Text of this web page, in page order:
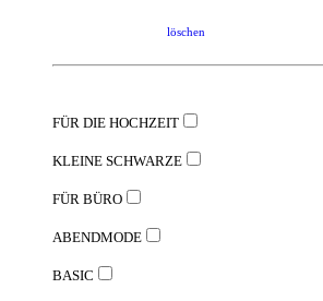
löschen
FÜR DIE HOCHZEIT
KLEINE SCHWARZE
FÜR BÜRO
ABENDMODE
BASIC